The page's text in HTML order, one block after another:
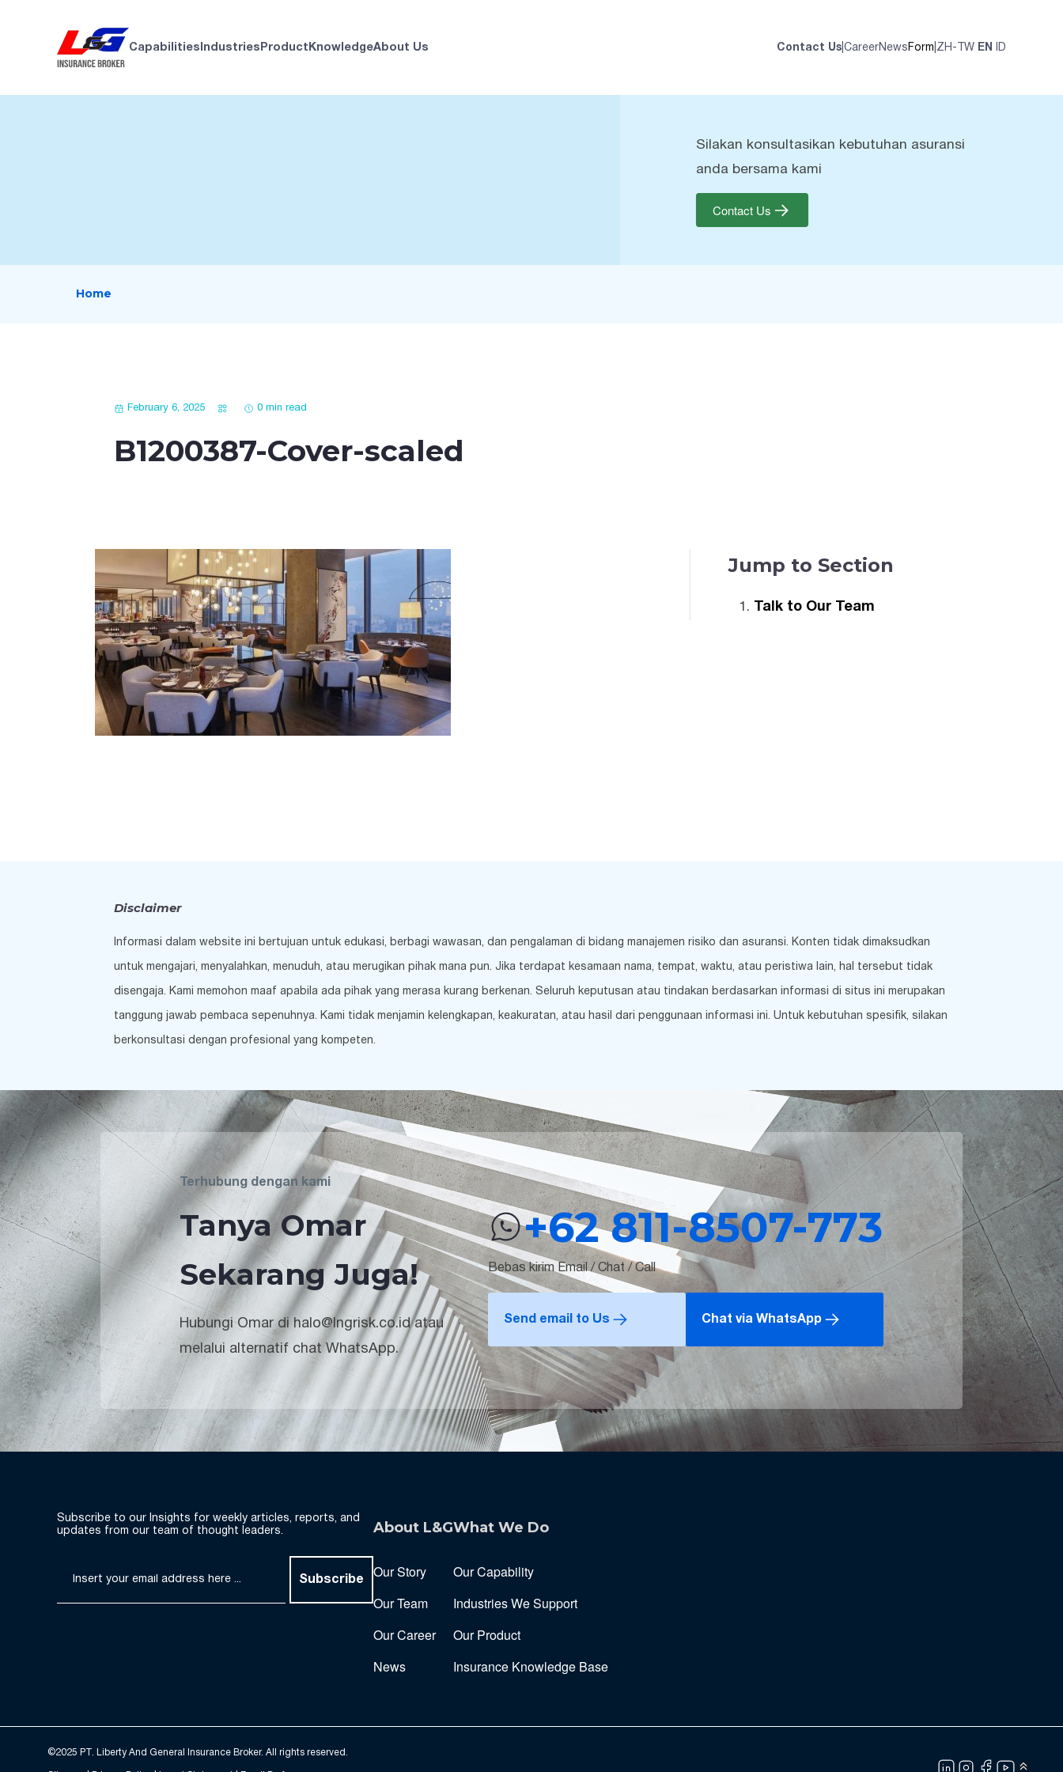
Capabilities Industries Product KnowledgeAbout Us Contact Us CareerNews Form ZH-TW EN ID
Silakan konsultasikan kebutuhan asuransi
anda bersama kami
Contact Us
Home
February 6, 2025 0 min read
B1200387-Cover-scaled
Jump to Section
Talk to Our Team
Disclaimer
Informasi dalam website ini bertujuan untuk edukasi, berbagi wawasan, dan pengalaman di bidang manajemen risiko dan asuransi. Konten tidak dimaksudkan
untuk mengajari, menyalahkan, menuduh, atau merugikan pihak mana pun. Jika terdapat kesamaan nama, tempat, waktu, atau peristiwa lain, hal tersebut tidak
disengaja. Kami memohon maaf apabila ada pihak yang merasa kurang berkenan. Seluruh keputusan atau tindakan berdasarkan informasi di situs ini merupakan
tanggung jawab pembaca sepenuhnya. Kami tidak menjamin kelengkapan, keakuratan, atau hasil dari penggunaan informasi ini. Untuk kebutuhan spesifik, silakan
berkonsultasi dengan profesional yang kompeten.
Terhubung dengan kami
Tanya Omar
Sekarang Juga!
Hubungi Omar di halo@lngrisk.co.id atau
melalui alternatif chat WhatsApp.
+62 811-8507-773
Bebas kirim Email / Chat / Call
Send email to Us Chat via WhatsApp
Subscribe to our Insights for weekly articles, reports, and
updates from our team of thought leaders.
Subscribe
About L&G
Our Story
Our Team
Our Career
News
What We Do
Our Capability
Industries We Support
Our Product
Insurance Knowledge Base
©2025 PT. Liberty And General Insurance Broker. All rights reserved.